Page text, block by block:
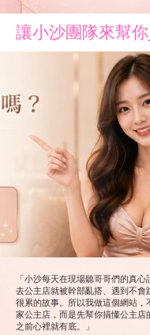
​讓小沙團隊來幫你
「小沙每天在現場聽哥哥們的真
去公主店就被幹部亂搭、遇到不會
很累的故事。所以我做這個網站，
家公主店，而是先幫你搞懂公主店
之前心裡就有底。」